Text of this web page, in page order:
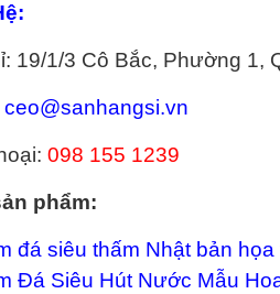
19/1/3 Cô Bắc, Phường 1,
ceo@sanhangsi.vn
098 155 1239
phẩm:
đá siêu thấm Nhật bản
Đá Siêu Hút Nước Mẫu